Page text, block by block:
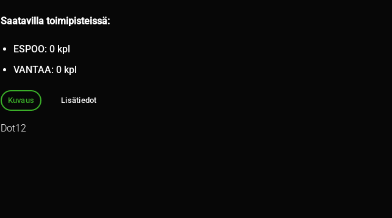
Saatavilla toimipisteissä:
ESPOO: 0 kpl
VANTAA: 0 kpl
Kuvaus Lisätiedot
Dot12